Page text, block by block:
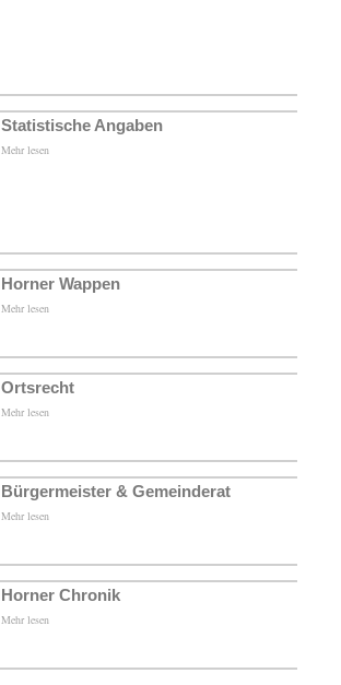
Statistische Angaben
Mehr lesen
Horner Wappen
Mehr lesen
Ortsrecht
Mehr lesen
Bürgermeister & Gemeinderat
Mehr lesen
Horner Chronik
Mehr lesen